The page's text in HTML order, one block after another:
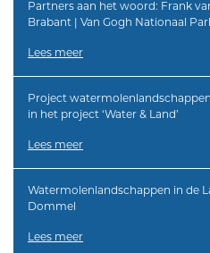
Partners aan het woord: Frank
Brabant | Van Gogh Nationaal
Lees meer
Project
in het project ‘Water & Land’
Lees meer
Watermolenlandschappen in de
Dommel
Lees meer